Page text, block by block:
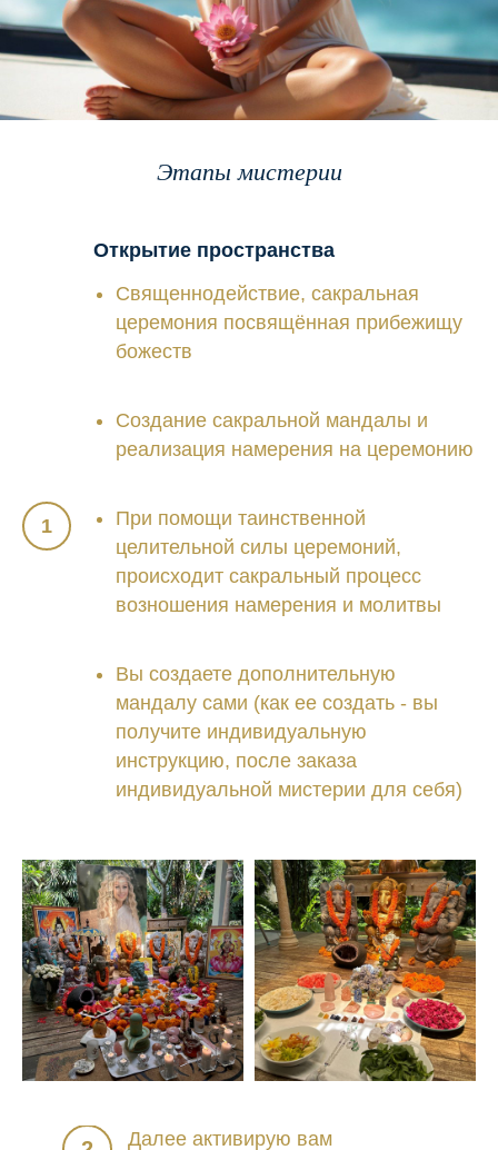
Этапы мистерии
Открытие пространства
Священнодействие, сакральная
церемония посвящённая прибежищу
божеств
Создание сакральной мандалы и
реализация намерения на церемонию
При помощи таинственной
целительной силы церемоний,
происходит сакральный процесс
возношения намерения и молитвы
Вы создаете дополнительную
мандалу сами (как ее создать - вы
получите индивидуальную
инструкцию, после заказа
индивидуальной мистерии для себя)
Далее активирую вам